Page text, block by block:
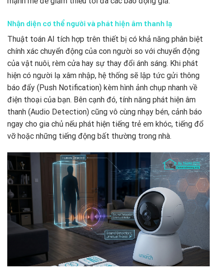
Nhận diện cơ thể người và phát hiện âm thanh lạ
Thuật toán AI tích hợp trên thiết bị có khả năng phân biệt
chính xác chuyển động của con người so với chuyển động
của vật nuôi, rèm cửa hay sự thay đổi ánh sáng. Khi phát
hiện có người lạ xâm nhập, hệ thống sẽ lập tức gửi thông
báo đẩy (Push Notification) kèm hình ảnh chụp nhanh về
điện thoại của bạn. Bên cạnh đó, tính năng phát hiện âm
thanh (Audio Detection) cũng vô cùng nhạy bén, cảnh báo
ngay cho gia chủ nếu phát hiện tiếng trẻ em khóc, tiếng đổ
vỡ hoặc những tiếng động bất thường trong nhà.